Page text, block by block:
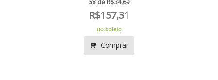
5x de R$34,69
R$157,31
no boleto
Comprar